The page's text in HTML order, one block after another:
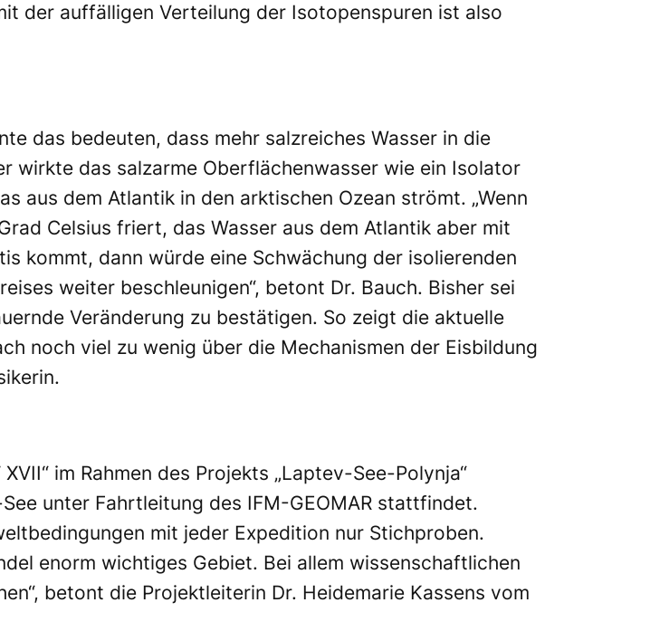
der auffälligen Verteilung der Isotopenspuren ist also
das bedeuten, dass mehr salzreiches Wasser in die
wirkte das salzarme Oberflächenwasser wie ein Isolator
aus dem Atlantik in den arktischen Ozean strömt. „Wenn
Celsius friert, das Wasser aus dem Atlantik aber mit
kommt, dann würde eine Schwächung der isolierenden
weiter beschleunigen“, betont Dr. Bauch. Bisher sei
Veränderung zu bestätigen. So zeigt die aktuelle
noch viel zu wenig über die Mechanismen der Eisbildung
im Rahmen des Projekts „Laptev-See-Polynja“
unter Fahrtleitung des IFM-GEOMAR stattfindet.
mit jeder Expedition nur Stichproben.
enorm wichtiges Gebiet. Bei allem wissenschaftlichen
betont die Projektleiterin Dr. Heidemarie Kassens vom